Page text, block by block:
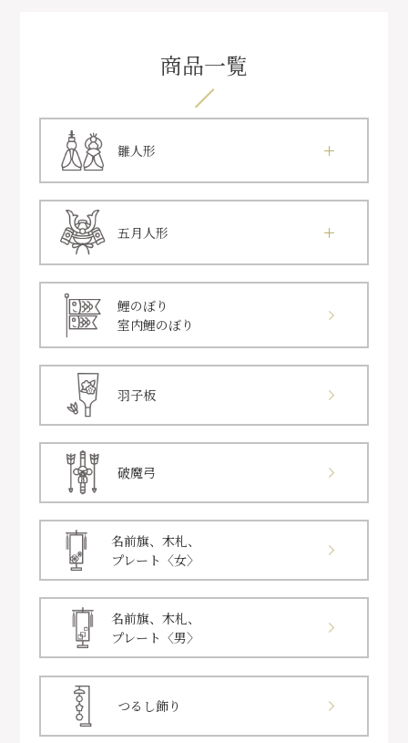
商品一覧
雛人形
五月人形
鯉のぼり
室内鯉のぼり
羽子板
破魔弓
名前旗、木札、
プレート〈女〉
名前旗、木札、
プレート〈男〉
つるし飾り